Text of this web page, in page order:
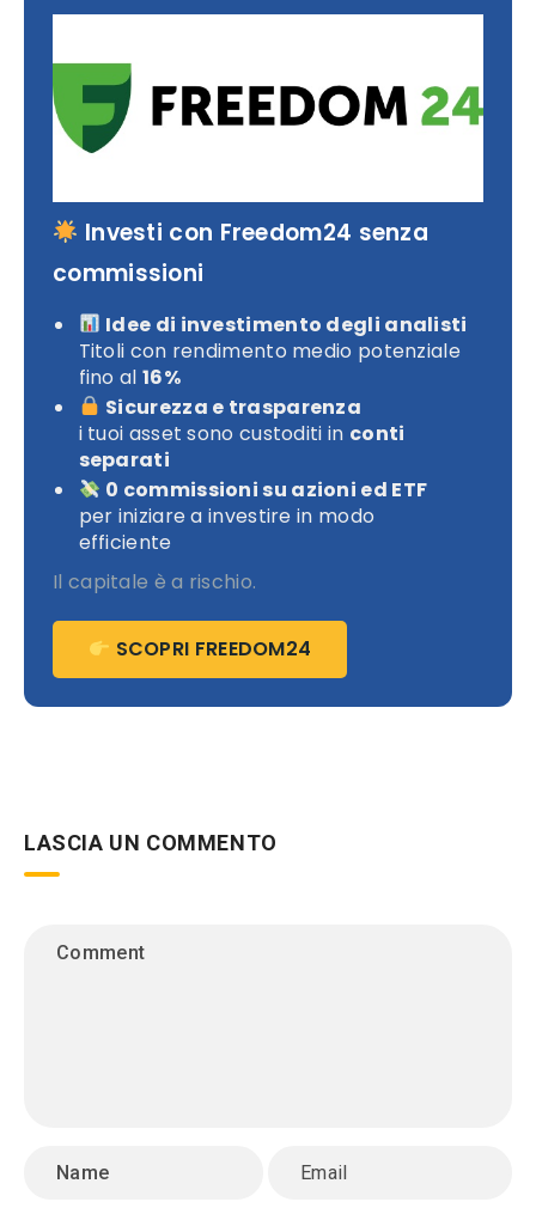
Investi con Freedom24 senza
commissioni
Idee di investimento degli analisti
Titoli con rendimento medio potenziale
fino al 16%
Sicurezza e trasparenza
i tuoi asset sono custoditi in conti
separati
0 commissioni su azioni ed ETF
per iniziare a investire in modo
efficiente
Il capitale è a rischio.
SCOPRI FREEDOM24
LASCIA UN COMMENTO